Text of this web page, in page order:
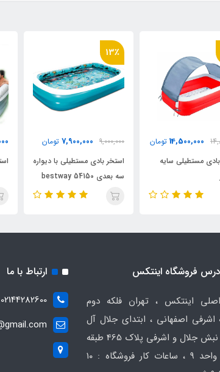
14,500,000 تومان
مستطیلی سایه
13٪
9,000,000
7,900,000 تومان
استخر بادی مستطیلی با دیواره
سه بعدی bestway 54150
فروشگاه اینتکس
اینتکس ، تهران فلکه دوم
اشرفی اصفهانی ، ابتدای جلال آل
احمد ، نبش جلال و اشرفی پلاک 465 طبقه
سوم ، واحد ۹ ، ساعات کار فروشگاه : ۱۰
ارتباط با ما
02144282600